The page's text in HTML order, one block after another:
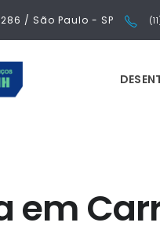
/ São Paulo - SP
em